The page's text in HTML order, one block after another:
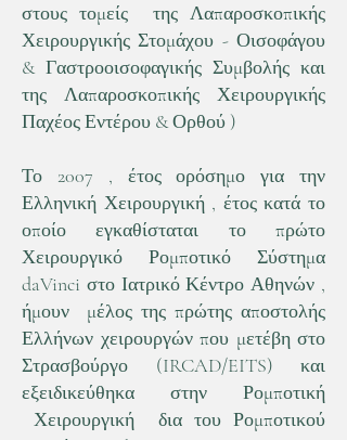
στους τομείς της Λαπαροσκοπικής
Χειρουργικής Στομάχου - Οισοφάγου
& Γαστροοισοφαγικής Συμβολής και
της Λαπαροσκοπικής Χειρουργικής
Παχέος Εντέρου & Ορθού )
Το 2007 , έτος ορόσημο για την
Ελληνική Χειρουργική , έτος κατά το
οποίο εγκαθίσταται το πρώτο
Χειρουργικό Ρομποτικό Σύστημα
daVinci στο Ιατρικό Κέντρο Αθηνών ,
ήμουν μέλος της πρώτης αποστολής
Ελλήνων χειρουργών που μετέβη στο
Στρασβούργο (IRCAD/EITS) και
εξειδικεύθηκα στην Ρομποτική
Χειρουργική δια του Ρομποτικού